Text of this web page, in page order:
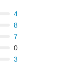
4
8
7
0
3